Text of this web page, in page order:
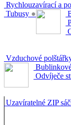
Rychlouzavírací a
Tubusy ●
Vzduchové
Odvíječe
Uzavíratelné ZIP